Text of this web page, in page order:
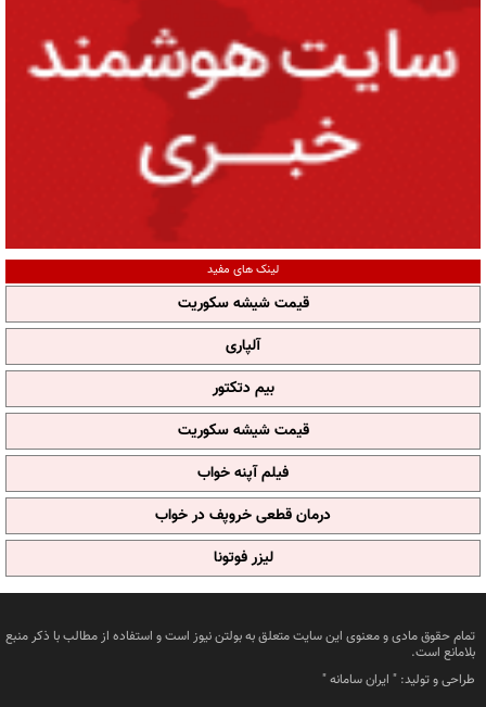
لینک های مفید
قیمت شیشه سکوریت
آلپاری
بیم دتکتور
قیمت شیشه سکوریت
فیلم آپنه خواب
درمان قطعی خروپف در خواب
لیزر فوتونا
تمام حقوق مادی و معنوی این سایت متعلق به بولتن نیوز است و استفاده از مطالب با ذکر منبع
بلامانع است.
طراحی و تولید: " ایران سامانه"